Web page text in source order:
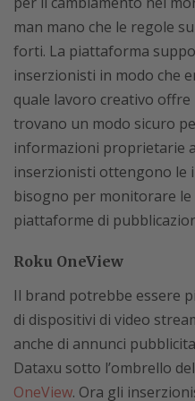
man mano che le regole
forti. La piattaforma
inserzionisti in modo che
quale lavoro creativo
trovano un modo sicuro
informazioni proprietarie
inserzionisti ottengono le
bisogno per monitorare
piattaforme di
Roku OneView
Il brand potrebbe essere
di dispositivi di video
anche di annunci
Dataxu sotto l’ombrello
OneView. Ora gli